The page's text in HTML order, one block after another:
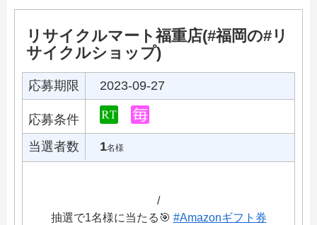
リサイクルマート福重店(#福岡の#リ
サイクルショップ)
応募期限 2023-09-27
応募条件
当選者数
1名様
/
抽選で1名様に当たる🎯 #Amazonギフト券